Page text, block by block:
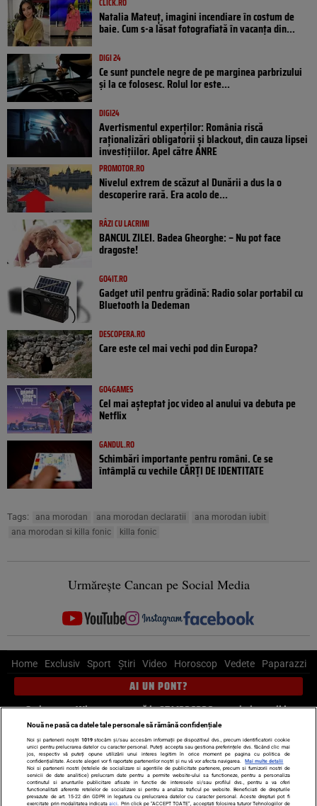
Natalia Mateuț, imagini incendiare în costum de
baie. Cum s-a lăsat fotografiată în vacanța din...
DIGI 24
Ce sunt punctele negre de pe marginea parbrizului
și la ce folosesc. Rolul lor este...
DIGI24
Avertismentul experților: România riscă
raționalizări obligatorii și blackout, din cauza lipsei
investițiilor. Apel către ANRE
PROMOTOR.RO
Nivelul extrem de scăzut al Dunării a dus la o
descoperire rară. Era acolo de...
RÂZI CU LACRIMI
BANCUL ZILEI. Badea Gheorghe: – Nu pot face
dragoste!
GO4IT.RO
Gadget util pentru grădină: Radio solar portabil cu
Bluetooth la Dedeman
DESCOPERA.RO
Care este cel mai vechi pod din Europa?
GO4GAMES
Cel mai așteptat joc video al anului va debuta pe
Netflix
GANDUL.RO
Schimbări importante pentru români. Ce se
întâmplă cu vechile CĂRȚI DE IDENTITATE
Tags: ana morodan ana morodan declaratii
ana morodan iubit
ana morodan si killa fonic
killa fonic
Urmărește Cancan pe Social Media
Home Exclusiv Sport Știri Video Horoscop Vedete Paparazzi
AI UN PONT?
Scrie-ne pe Whatsapp, sună la 0741226226 sau trimite mail la
pont@cancan.ro
Știri interne Știri externe
Politică
Ultimele stiri
Diete Insula Iubirii Dictionar de vise
LIFE STYLE
Horoscop
Nouă ne pasă ca datele tale personale să rămână confidențiale
Noi și partenerii noștri 1019stocăm și/sau accesăm informații pe dispozitivul dvs., precum identificatorii cookie
unici pentru prelucrarea datelor cu caracter personal. Puteți accepta sau gestiona preferințele dvs. făcând clic mai
jos, respectiv vă puteți opune utilizării unui interes legitim în orice moment pe pagina cu politica de
confidențialitate. Aceste alegeri vor fi raportate partenerilor noștri și nu vă vor afecta navigarea.
Mai multe detalii
Noi si partenerii nostri (retelele de socializare si agentiile de publicitate partenere, precum si furnizorii nostri de
servicii de date analitice) prelucram date pentru a permite website-ului sa functioneze, pentru a personaliza
continutul si anunturile publicitare afisate in functie de interesele si/sau profilul dvs., pentru a va oferi
functionalitati aferente retelelor de socializare si pentru a analiza traficul pe website. Beneficiati de drepturile
prevazute de art. 15-22 din GDPR in legatura cu prelucrarea datelor cu caracter personal. Aceste drepturi pot fi
exercitate prin modalitatea indicataaici . Prin click pe “ACCEPT TOATE”, acceptati folosirea tuturor Tehnologiilor de